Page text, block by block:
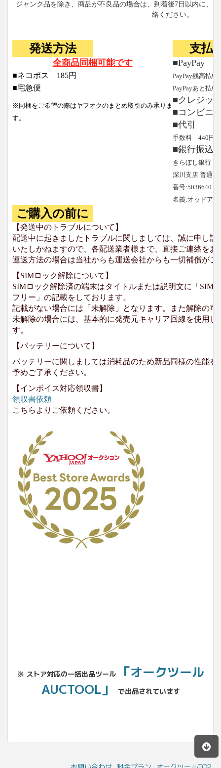
ジャンク品を除き、商品が不良品の場合は、到着後7日以内に、
絡ください。
発送方法
全商品同梱可能です
■ネコポス 185円
■宅急便
※同梱をご希望の際はヤフオクのまとめ取引のみ承りま
す。
支払
■PayPay
PayPay残高払い
PayPayあと払い
■クレジッ
■コンビニ
■代引
手数料 440円と
■銀行振込
きらぼし銀行
深川支店 普通預
番号:5036640
名義:オッドア
ご購入の前に
【発送中のトラブルについて】
配送中に起きましたトラブルに関しましては、誠に申し
いたしかねますので、各配送業者様まで、直接ご連絡を
運送方法の場合は当社からも運送会社からも一切補償がご
【SIMロック解除について】
SIMロック解除済の端末はタイトルまたは説明文に「SIM
フリー」の記載をしております。
記載がない場合には「未解除」となります。また解除の可
未解除の場合には、基本的に発売元キャリア回線を使用
す。
【バッテリーについて】
バッテリーに関しましては消耗品のため新品同様の性能
予めご了承ください。
【インボイス対応領収書】
領収書依頼
こちらよりご依頼ください。
※ ストア対応の一括出品ツール
「オークツール
AUCTOOL」
で出品されています